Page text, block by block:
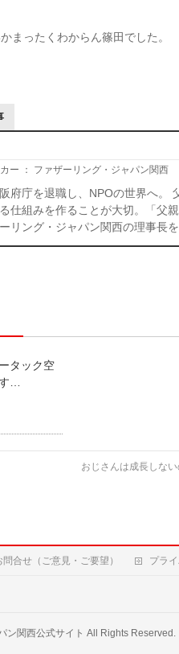
まったくわからん篠田でした。
ー ： ファザーリング・ジャパン関西
府庁を退職し、NPOの世界へ。
仕組みを作ることが大切。「父
リング・ジャパン関西の理事長
タック空
…
おじさんは成長しな
問合せ（ご意見・ご要望） プラ
ン関西公式サイト All Rights Reserved.